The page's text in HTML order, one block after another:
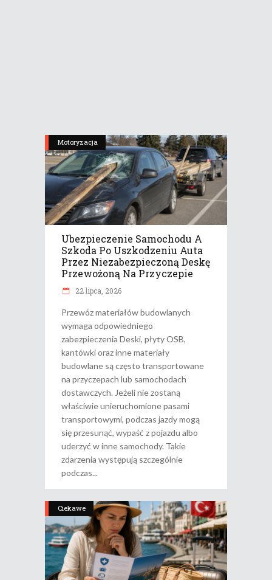
Motoryzacja
Ubezpieczenie Samochodu A
Szkoda Po Uszkodzeniu Auta
Przez Niezabezpieczoną Deskę
Przewożoną Na Przyczepie
22 lipca, 2026
Przewóz materiałów budowlanych
wymaga odpowiedniego
zabezpieczenia Deski, płyty OSB,
kantówki oraz inne materiały
budowlane są często transportowane
na przyczepach lub samochodach
dostawczych. Jeżeli nie zostaną
właściwie unieruchomione pasami
transportowymi, podczas jazdy mogą
się przesunąć, wypaść z pojazdu albo
uderzyć w inne samochody. Takie
zdarzenia występują szczególnie
podczas
Ciekawe